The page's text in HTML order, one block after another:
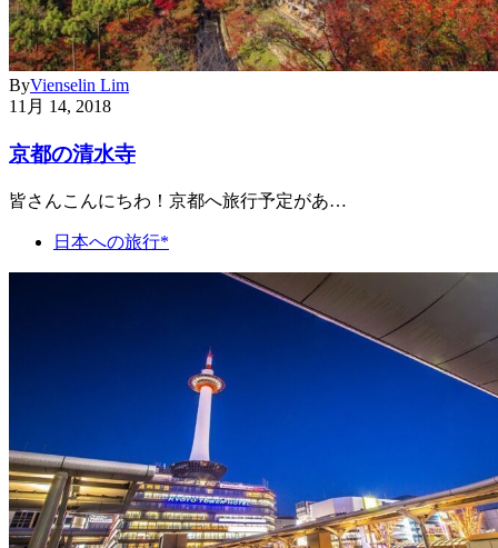
ByVienselin Lim
11月 14, 2018
京都の清水寺
皆さんこんにちわ！京都へ旅行予定があ…
日本への旅行*